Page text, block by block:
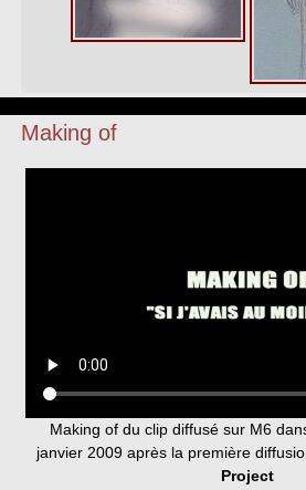
Making of
Making of du clip diffusé sur M6
janvier 2009 après la première
Project